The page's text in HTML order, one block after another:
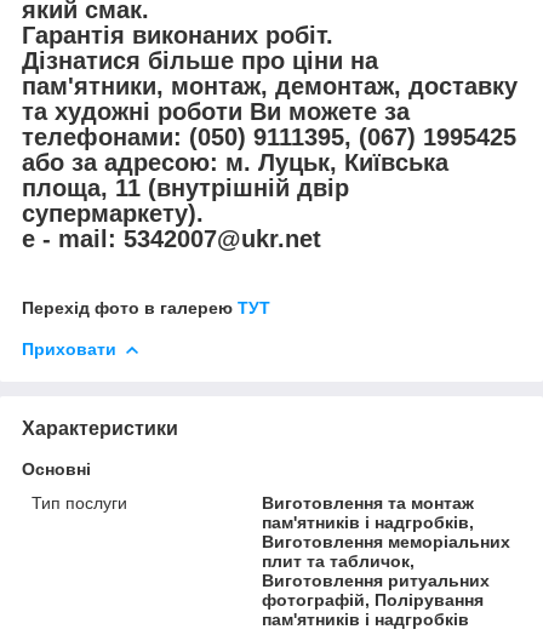
який смак.
Гарантія виконаних робіт.
Дізнатися більше про ціни на
пам'ятники, монтаж, демонтаж, доставку
та художні роботи Ви можете за
телефонами: (050) 9111395, (067) 1995425
або за адресою: м. Луцьк, Київська
площа, 11 (внутрішній двір
супермаркету).
e - mail: 5342007@ukr.net
Перехід фото в галерею ТУТ
Приховати
Характеристики
Основні
Тип послуги
Виготовлення та монтаж
пам'ятників і надгробків,
Виготовлення меморіальних
плит та табличок,
Виготовлення ритуальних
фотографій, Полірування
пам'ятників і надгробків